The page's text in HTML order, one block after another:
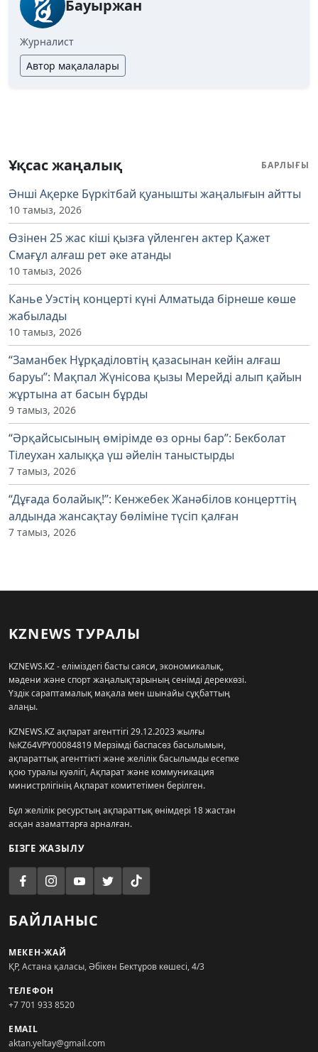
Бауыржан
Журналист
Автор мақалалары
Ұқсас жаңалық БАРЛЫҒЫ
Әнші Ақерке Бүркітбай қуанышты жаңалығын айтты
10 тамыз, 2026
Өзінен 25 жас кіші қызға үйленген актер Қажет
Смағұл алғаш рет әке атанды
10 тамыз, 2026
Канье Уэстің концерті күні Алматыда бірнеше көше
жабылады
10 тамыз, 2026
“Заманбек Нұрқаділовтің қазасынан кейін алғаш
баруы”: Мақпал Жүнісова қызы Мерейді алып қайын
жұртына ат басын бұрды
9 тамыз, 2026
“Әрқайсысының өмірімде өз орны бар”: Бекболат
Тілеухан халыққа үш әйелін таныстырды
7 тамыз, 2026
“Дұғада болайық!”: Кенжебек Жанәбілов концерттің
алдында жансақтау бөліміне түсіп қалған
7 тамыз, 2026
KZNEWS ТУРАЛЫ
KZNEWS.KZ - еліміздегі басты саяси, экономикалық,
мәдени және спорт жаңалықтарының сенімді дереккөзі.
Үздік сараптамалық мақала мен шынайы сұқбаттың
алаңы.
KZNEWS.KZ ақпарат агенттігі 29.12.2023 жылғы
№KZ64VPY00084819 Мерзімді баспасөз басылымын,
ақпараттық агенттікті және желілік басылымды есепке
қою туралы куәлігі, Ақпарат және коммуникация
министрлігінің Ақпарат комитетімен берілген.
Бұл желілік ресурстың ақпараттық өнімдері 18 жастан
асқан азаматтарға арналған.
БІЗГЕ ЖАЗЫЛУ
БАЙЛАНЫС
МЕКЕН-ЖАЙ
ҚР, Астана қаласы, Әбікен Бектұров көшесі, 4/3
ТЕЛЕФОН
+7 701 933 8520
EMAIL
aktan.yeltay@gmail.com